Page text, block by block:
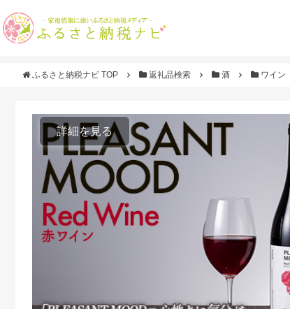
ふるさと納税ナビ TOP 返礼品検索 酒 ワイン
詳細を見る